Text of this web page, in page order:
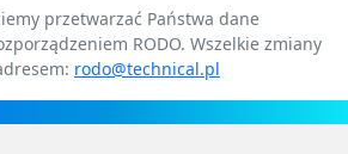
przetwarzać Państwa dane
RODO. Wszelkie zmiany
rodo@technical.pl